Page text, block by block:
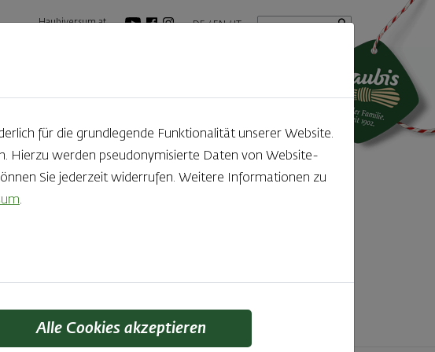
Haubiversum.at DE EN IT Suchbegriff
entdecken
für die grundlegende Funktionalität unserer Website.
Hierzu werden pseudonymisierte Daten von Website-
Sie jederzeit widerrufen. Weitere Informationen zu
.
Alle Cookies akzeptieren